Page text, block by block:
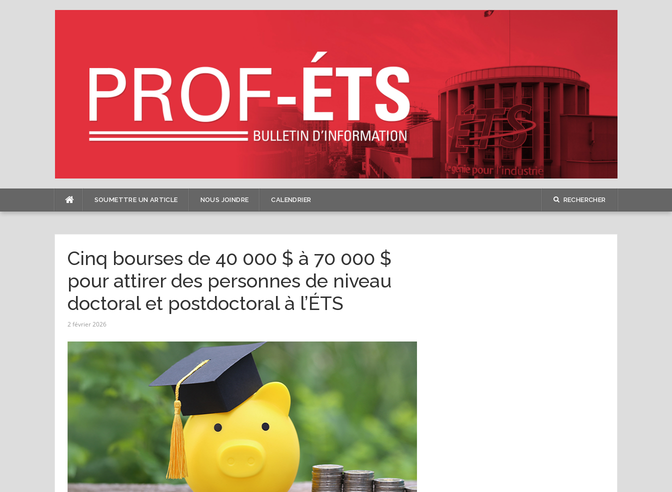
SOUMETTRE UN ARTICLE NOUS JOINDRE CALENDRIER RECHERCHER
Cinq bourses de 40 000 $ à 70 000 $
pour attirer des personnes de niveau
doctoral et postdoctoral à l’ÉTS
2 février 2026